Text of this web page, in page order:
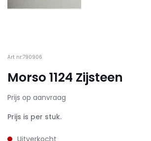
Art nr:790906
Morso 1124 Zijsteen
Prijs op aanvraag
Prijs is per stuk.
Uitverkocht